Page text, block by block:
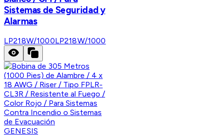
Sistemas de Seguridad y
Alarmas
LP218W/1000LP218W/1000
GENESIS